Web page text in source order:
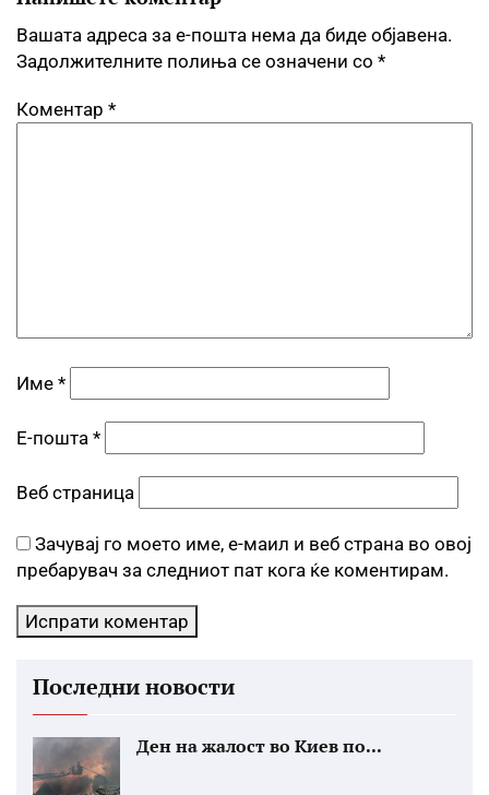
Вашата адреса за е-пошта нема да биде објавена.
Задолжителните полиња се означени со *
Коментар *
Име *
Е-пошта *
Веб страница
Зачувај го моето име, е-маил и веб страна во овој
пребарувач за следниот пат кога ќе коментирам.
Последни новости
Ден на жалост во Киев по...